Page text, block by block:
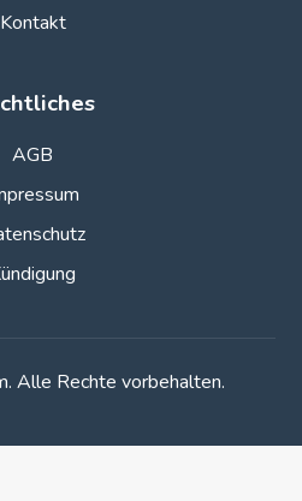
Kontakt
AGB
Alle Rechte vorbehalten.